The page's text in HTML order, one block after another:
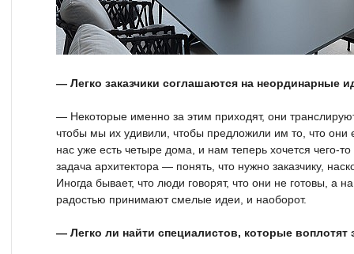
— Легко заказчики соглашаются на неординарные
— Некоторые именно за этим приходят, они
чтобы мы их удивили, чтобы предложили им то, что
нас уже есть четыре дома, и нам теперь хочется чего-
задача архитектора — понять, что нужно заказчику,
Иногда бывает, что люди говорят, что они не готовы, а
радостью принимают смелые идеи, и наоборот.
— Легко ли найти специалистов, которые воплотят